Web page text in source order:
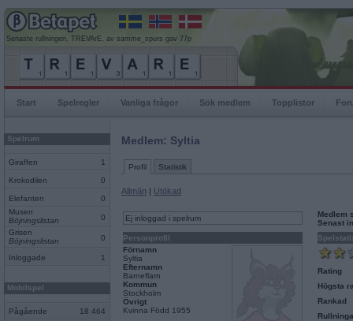
Senaste rullningen, TREVArE, av samme_spurs gav 77p
Start Spelregler Vanliga frågor Sök medlem Topplistor
Spelrum
Giraffen 1
Krokodilen 0
Elefanten
0
Musen
Böjningslistan
0
Grisen
Böjningslistan
0
Inloggade 1
Mobilspel
Pågående 18 464
Medlem: Syltia
Profil Statistik
Allmän | Utökad
Ej inloggad i spelrum
Personprofil
Förnamn
Syltia
Efternamn
Barneflarn
Kommun
Stockholm
Övrigt
Kvinna Född 1955
Medlem
Senast
Rating
Högsta
Rankad